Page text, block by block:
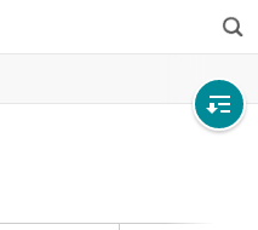
検
索